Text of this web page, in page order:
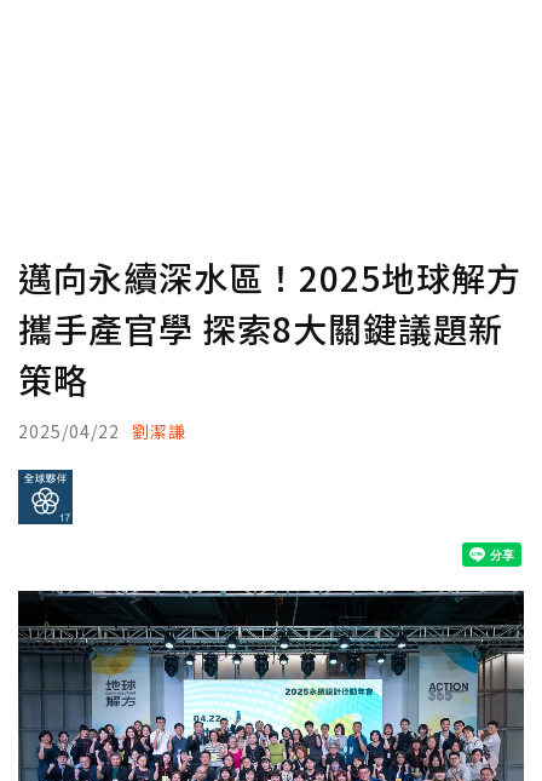
邁向永續深水區！2025地球解方
攜手產官學 探索8大關鍵議題新
策略
2025/04/22 劉潔謙